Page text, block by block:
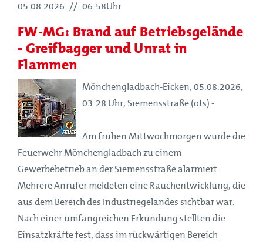
05.08.2026 // 06:58Uhr
FW-MG: Brand auf Betriebsgelände
- Greifbagger und Unrat in
Flammen
Mönchengladbach-Eicken, 05.08.2026,
03:28 Uhr, Siemensstraße (ots) -
Am frühen Mittwochmorgen wurde die
Feuerwehr Mönchengladbach zu einem
Gewerbebetrieb an der Siemensstraße alarmiert.
Mehrere Anrufer meldeten eine Rauchentwicklung, die
aus dem Bereich des Industriegeländes sichtbar war.
Nach einer umfangreichen Erkundung stellten die
Einsatzkräfte fest, dass im rückwärtigen Bereich